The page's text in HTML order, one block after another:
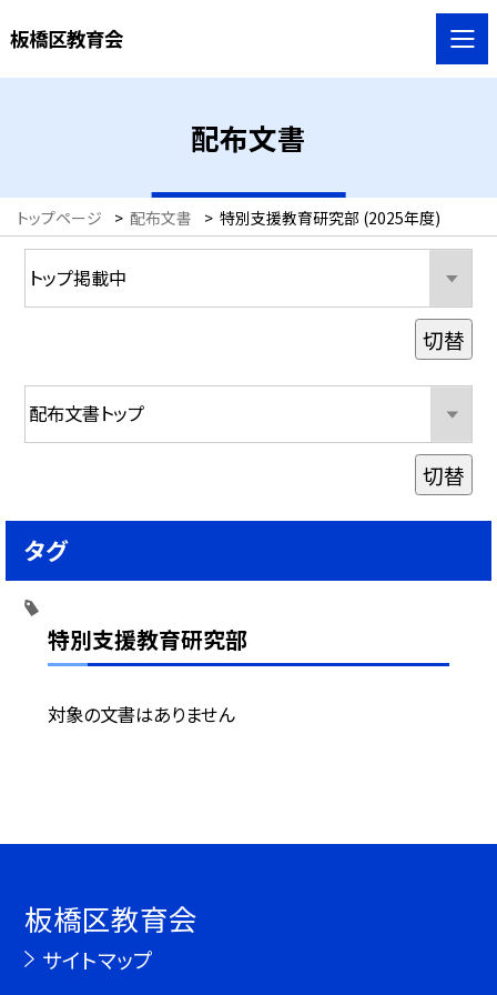
板橋区教育会
配布文書
トップページ > 配布文書 > 特別支援教育研究部 (2025年度)
特別支援教育研究部
対象の文書はありません
切替
切替
タグ
板橋区教育会
サイトマップ